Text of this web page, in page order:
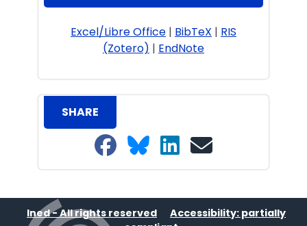
Excel/Libre Office | BibTeX | RIS
(Zotero) | EndNote
SHARE
Share on Facebook
Share on Bluesky
Share on LinkedIn
Ined - All rights reserved
Accessibility: partially